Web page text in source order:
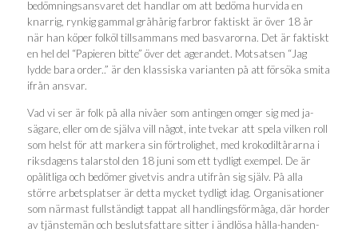
bedömningsansvaret det handlar om att bedöma hurvida en
knarrig, rynkig gammal gråhårig farbror faktiskt är över 18 år
när han köper folköl tillsammans med basvarorna. Det är faktiskt
en hel del “Papieren bitte” över det agerandet. Motsatsen “Jag
lydde bara order..” är den klassiska varianten på att försöka smita
ifrån ansvar.
Vad vi ser är folk på alla nivåer som antingen omger sig med ja-
sägare, eller om de själva vill något, inte tvekar att spela vilken roll
som helst för att markera sin förtrolighet, med krokodiltårarna i
riksdagens talarstol den 18 juni som ett tydligt exempel. De är
opålitliga och bedömer givetvis andra utifrån sig själv. På alla
större arbetsplatser är detta mycket tydligt idag. Organisationer
som närmast fullständigt tappat all handlingsförmåga, där horder
av tjänstemän och beslutsfattare sitter i ändlösa hålla-handen-